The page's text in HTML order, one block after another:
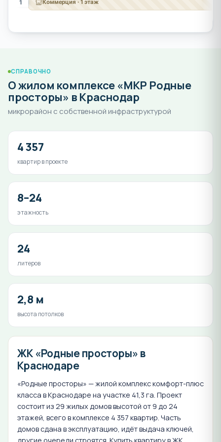
1 Коммерция · 1 этаж
СПРАВОЧНО
О жилом комплексе «МКР Родные
просторы» в Краснодар
микрорайон с собственной инфраструктурой
4 357
квартир в проекте
8–24
этажность
24
литеров
2,8 м
высота потолков
ЖК «Родные просторы» в
Краснодаре
«Родные просторы» — жилой комплекс комфорт-плюс
класса в Краснодаре на участке 41,3 га. Проект
состоит из 29 жилых домов высотой от 9 до 24
этажей, всего в комплексе 4 357 квартир. Часть
домов сдана в эксплуатацию, идёт выдача ключей,